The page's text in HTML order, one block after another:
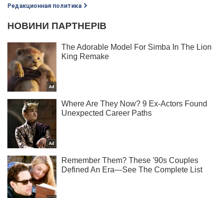
Редакционная политика